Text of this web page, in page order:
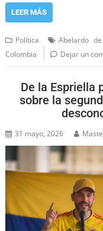
LEER MÁS
Política Abelardo
Colombia
Dejar un
De la Espriella
sobre la
31 mayo, 2026